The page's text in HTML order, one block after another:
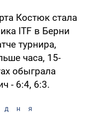
Костюк стала
ITF в Берни
турнира,
часа, 15-
обыграла
- 6:4, 6:3.